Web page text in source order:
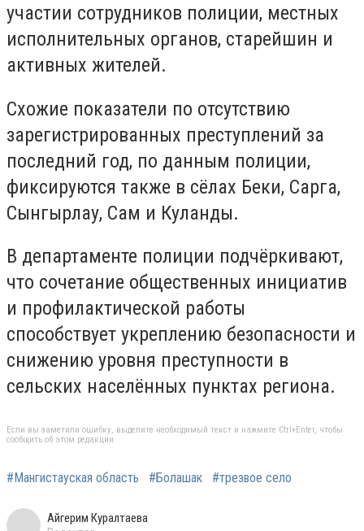
участии сотрудников полиции, местных
исполнительных органов, старейшин и
активных жителей.
Схожие показатели по отсутствию
зарегистрированных преступлений за
последний год, по данным полиции,
фиксируются также в сёлах Беки, Сарга,
Сынгырлау, Сам и Куланды.
В департаменте полиции подчёркивают,
что сочетание общественных инициатив
и профилактической работы
способствует укреплению безопасности и
снижению уровня преступности в
сельских населённых пунктах региона.
Если вы заметили ошибку, выделите необходимый текст и нажмите Ctrl+Enter, чтобы
сообщить об этом редакции
#Мангистауская область #Болашак #трезвое село
Айгерим Куралтаева